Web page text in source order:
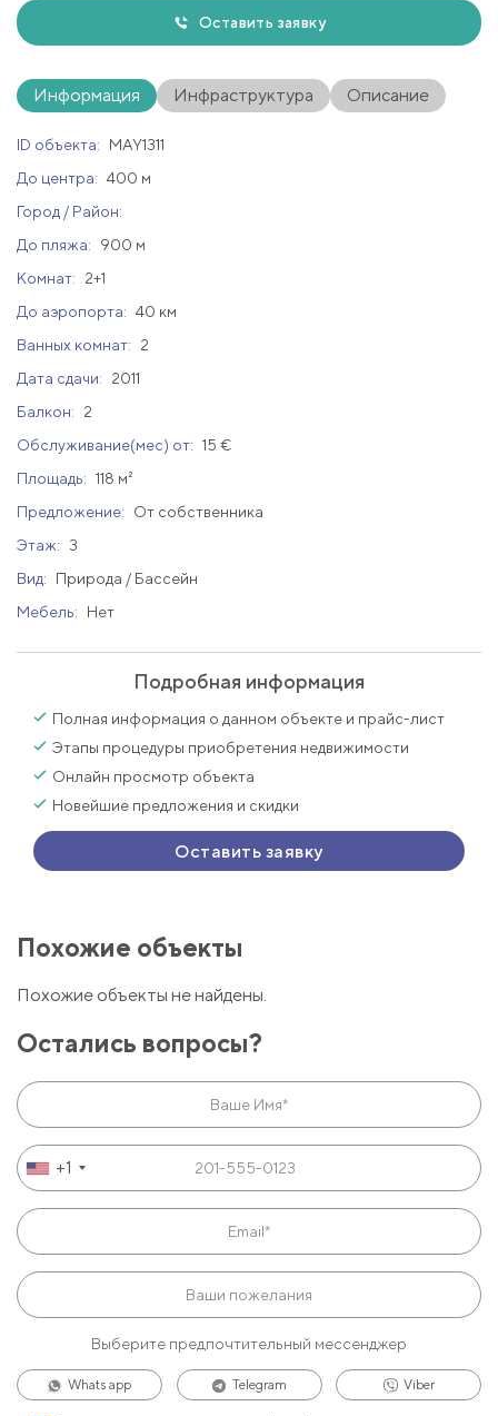
Оставить заявку
Информация Инфраструктура Описание
ID объекта:
MAY1311
До центра: 400 м
Город / Район:
До пляжа:
900 м
Комнат:
2+1
До аэропорта: 40 км
Ванных комнат:
2
Дата сдачи:
2011
Балкон:
2
Обслуживание(мес) от: 15 €
Площадь: 118 м²
Предложение:
От собственника
Этаж:
3
Вид:
Природа / Бассейн
Мебель:
Нет
Подробная информация
Полная информация о данном объекте и прайс-лист
Этапы процедуры приобретения недвижимости
Онлайн просмотр объекта
Новейшие предложения и скидки
Оставить заявку
Похожие объекты
Похожие объекты не найдены.
Остались вопросы?
+1
Выберите предпочтительный мессенджер
Whats app Telegram Viber